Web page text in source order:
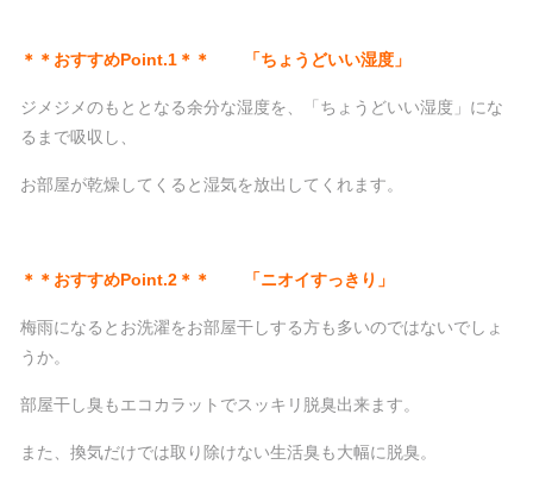
＊＊おすすめPoint.1＊＊ 「ちょうどいい湿度」
ジメジメのもととなる余分な湿度を、「ちょうどいい湿度」にな
るまで吸収し、
お部屋が乾燥してくると湿気を放出してくれます。
＊＊おすすめPoint.2＊＊ 「ニオイすっきり」
梅雨になるとお洗濯をお部屋干しする方も多いのではないでしょ
うか。
部屋干し臭もエコカラットでスッキリ脱臭出来ます。
また、換気だけでは取り除けない生活臭も大幅に脱臭。